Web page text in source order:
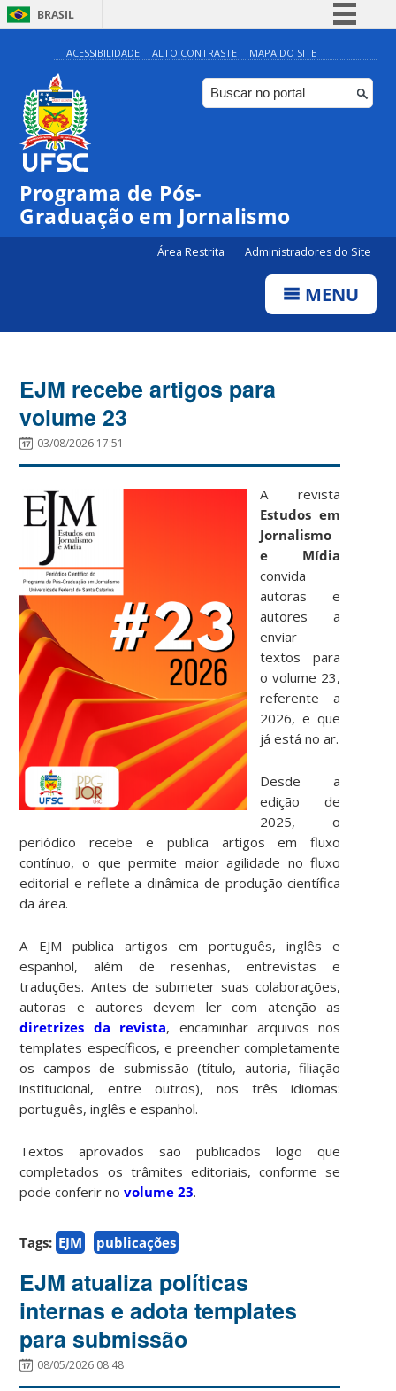
BRASIL
Simplifique!
Comunica BR
Participe
ACESSIBILIDADE ALTO CONTRASTE MAPA DO SITE
Programa de Pós-
Graduação em Jornalismo
Área Restrita Administradores do Site
MENU
EJM recebe artigos para
volume 23
03/08/2026 17:51
A revista
Estudos em
Jornalismo
e Mídia
convida
autoras e
autores a
enviar
textos para
o volume 23,
referente a
2026, e que
já está no ar.
Desde a
edição de
2025, o
periódico recebe e publica artigos em fluxo
contínuo, o que permite maior agilidade no fluxo
editorial e reflete a dinâmica de produção científica
da área.
A EJM publica artigos em português, inglês e
espanhol, além de resenhas, entrevistas e
traduções. Antes de submeter suas colaborações,
autoras e autores devem ler com atenção as
diretrizes da revista, encaminhar arquivos nos
templates específicos, e preencher completamente
os campos de submissão (título, autoria, filiação
institucional, entre outros), nos três idiomas:
português, inglês e espanhol.
Textos aprovados são publicados logo que
completados os trâmites editoriais, conforme se
pode conferir novolume 23.
Tags: EJM publicações
EJM atualiza políticas
internas e adota templates
para submissão
08/05/2026 08:48